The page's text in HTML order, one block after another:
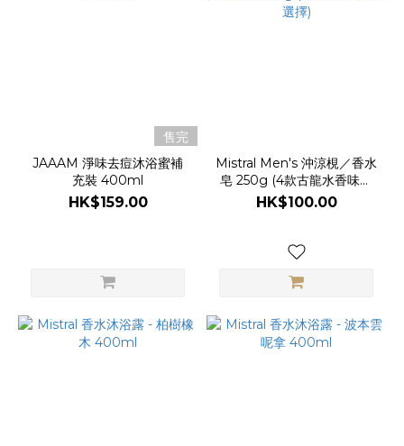
售完
JAAAM 淨味去痘沐浴蜜補
充裝 400ml
HK$159.00
Mistral Men's 沖涼梘／香水
皂 250g (4款古龍水香味選
擇)
HK$100.00